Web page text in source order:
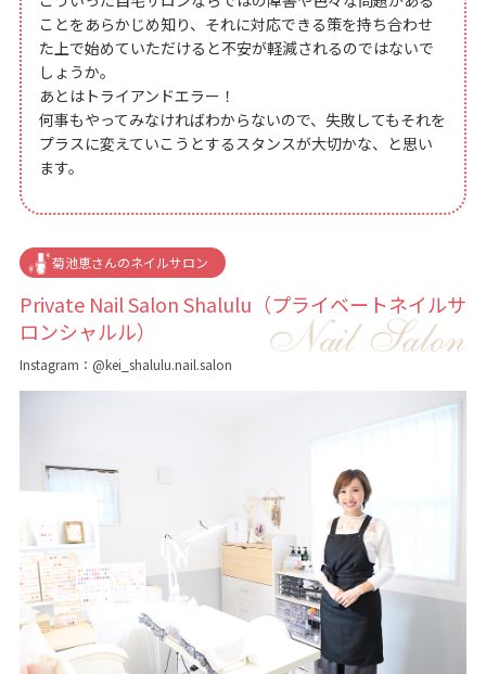
ことをあらかじめ知り、それに対応できる策を持ち合わせ
た上で始めていただけると不安が軽減されるのではないで
しょうか。
あとはトライアンドエラー！
何事もやってみなければわからないので、失敗してもそれを
プラスに変えていこうとするスタンスが大切かな、と思い
ます。
菊池恵さんのネイルサロン
Private Nail Salon Shalulu（プライベートネイルサ
ロンシャルル）
Instagram：@kei_shalulu.nail.salon